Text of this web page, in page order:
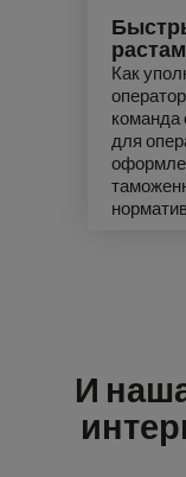
Как
команда
для
И